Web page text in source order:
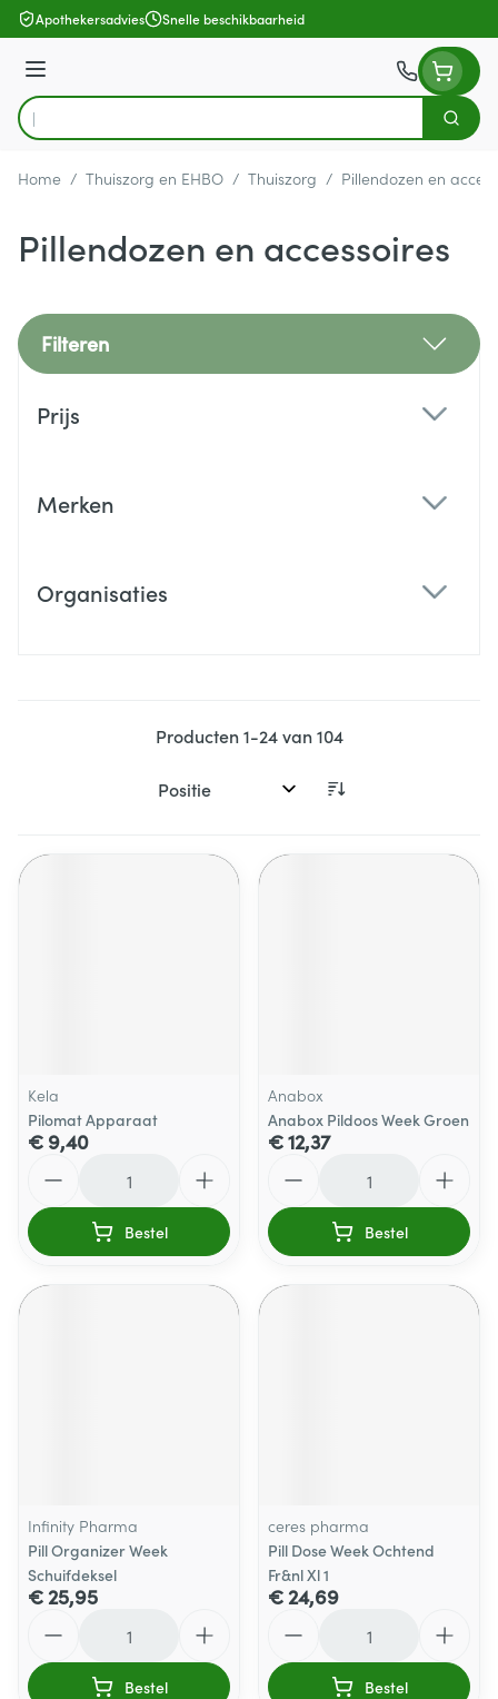
Ga naar de inhoud
Apothekersadvies Snelle beschikbaarheid
Menu
Product, merk, categorie...
Zoek
Home / Thuiszorg en EHBO / Thuiszorg / Pillendozen en
Pillendozen en accessoires
Filteren
Prijs
Merken
Organisaties
Producten1-24van104
Sorteer op:
Kela
Pilomat Apparaat
€ 9,40
Bestel
Anabox
Anabox Pildoos Week Groen
€ 12,37
Bestel
Infinity Pharma
Pill Organizer Week
Schuifdeksel
€ 25,95
Bestel
ceres pharma
Pill Dose Week Ochtend
Fr&nl Xl 1
€ 24,69
Bestel